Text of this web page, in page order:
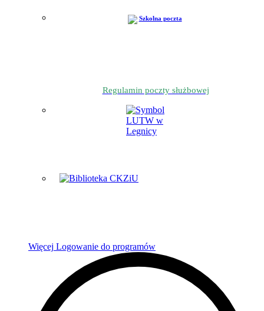
Regulamin poczty służbowej
Więcej Logowanie do programów